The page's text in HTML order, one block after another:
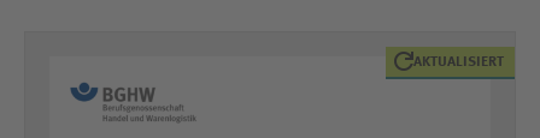
AKTUALISIERT